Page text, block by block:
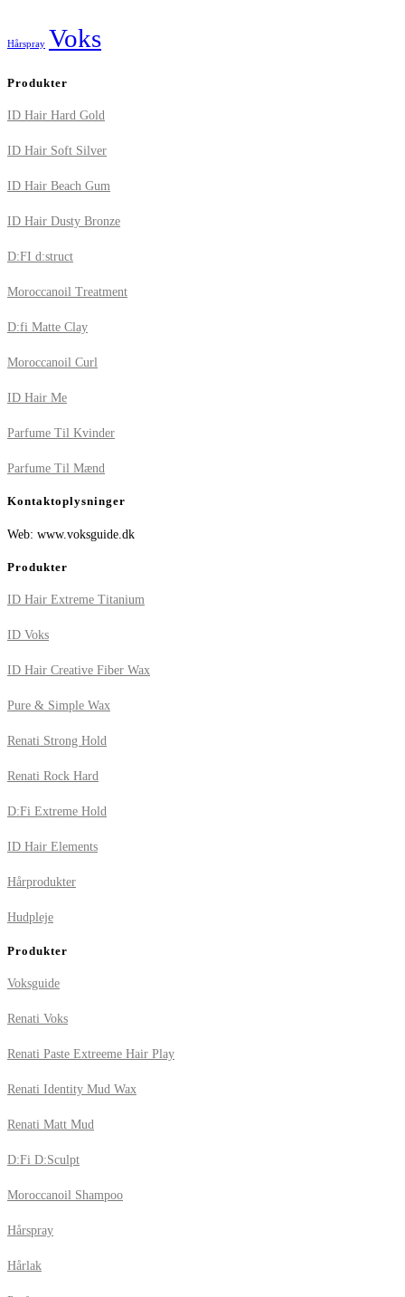
Hårspray Voks
Produkter
ID Hair Hard Gold
ID Hair Soft Silver
ID Hair Beach Gum
ID Hair Dusty Bronze
D:FI d:struct
Moroccanoil Treatment
D:fi Matte Clay
Moroccanoil Curl
ID Hair Me
Parfume Til Kvinder
Parfume Til Mænd
Kontaktoplysninger
Web: www.voksguide.dk
Produkter
ID Hair Extreme Titanium
ID Voks
ID Hair Creative Fiber Wax
Pure & Simple Wax
Renati Strong Hold
Renati Rock Hard
D:Fi Extreme Hold
ID Hair Elements
Hårprodukter
Hudpleje
Produkter
Voksguide
Renati Voks
Renati Paste Extreeme Hair Play
Renati Identity Mud Wax
Renati Matt Mud
D:Fi D:Sculpt
Moroccanoil Shampoo
Hårspray
Hårlak